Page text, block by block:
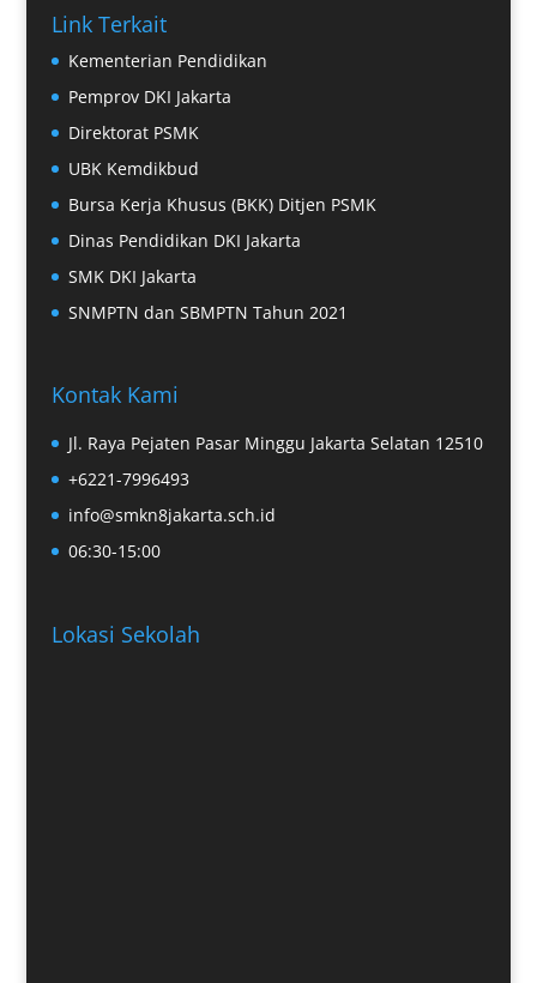
Link Terkait
Kementerian Pendidikan
Pemprov DKI Jakarta
Direktorat PSMK
UBK Kemdikbud
Bursa Kerja Khusus (BKK) Ditjen PSMK
Dinas Pendidikan DKI Jakarta
SMK DKI Jakarta
SNMPTN dan SBMPTN Tahun 2021
Kontak Kami
Jl. Raya Pejaten Pasar Minggu Jakarta Selatan 12510
+6221-7996493
info@smkn8jakarta.sch.id
06:30-15:00
Lokasi Sekolah